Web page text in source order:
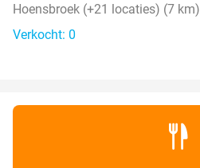
Hoensbroek (+21 locaties) (7 km)
Verkocht: 0